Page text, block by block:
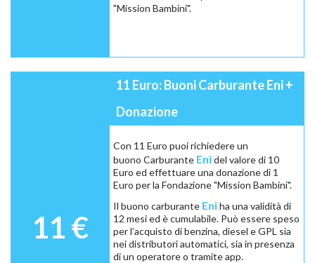
"Mission Bambini".
11 €
11 Euro: Buoni Carburante Eni +
Donazione
Con 11 Euro puoi richiedere un
buono Carburante Enidel valore di 10
Euro ed effettuare una donazione di 1
Euro per la Fondazione "Mission Bambini".
Il buono carburante Eniha una validità di
12 mesi ed è cumulabile. Può essere speso
per l’acquisto di benzina, diesel e GPL sia
nei distributori automatici, sia in presenza
di un operatore o tramite app.